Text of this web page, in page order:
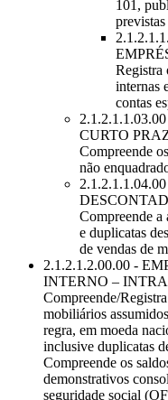
101,
Registra
internas
contas
CURTO
Compreende
não
Compreende a
e duplicatas
de vendas de
2.1.2.1.2.00.00 -
INTERNO – INTRA
Compreende/
mobiliários
regra, em moeda
inclusive duplicatas
Compreende os
demonstrativos
seguridade social